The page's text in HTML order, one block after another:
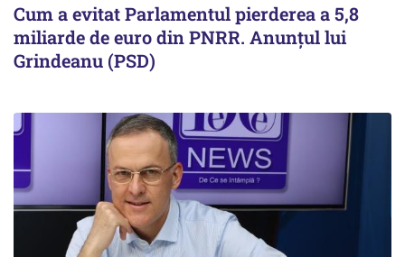
Cum a evitat Parlamentul pierderea a 5,8
miliarde de euro din PNRR. Anunțul lui
Grindeanu (PSD)